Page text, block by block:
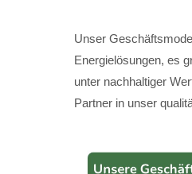
Unser
Energielösungen, es
unter nachhaltiger
Partner in unser